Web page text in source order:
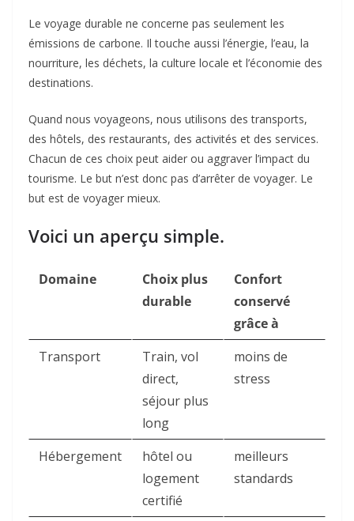
Le voyage durable ne concerne pas seulement les
émissions de carbone. Il touche aussi l’énergie, l’eau, la
nourriture, les déchets, la culture locale et l’économie des
destinations.
Quand nous voyageons, nous utilisons des transports,
des hôtels, des restaurants, des activités et des services.
Chacun de ces choix peut aider ou aggraver l’impact du
tourisme. Le but n’est donc pas d’arrêter de voyager. Le
but est de voyager mieux.
Voici un aperçu simple.
Domaine
Choix plus
durable
Confort
conservé
grâce à
Transport
Train, vol
direct,
séjour plus
long
moins de
stress
Hébergement
hôtel ou
logement
certifié
meilleurs
standards